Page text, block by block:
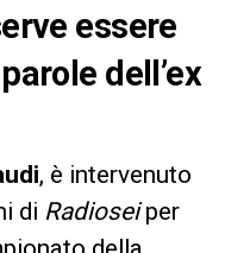
essere
dell’ex
, è intervenuto
di Radioseiper